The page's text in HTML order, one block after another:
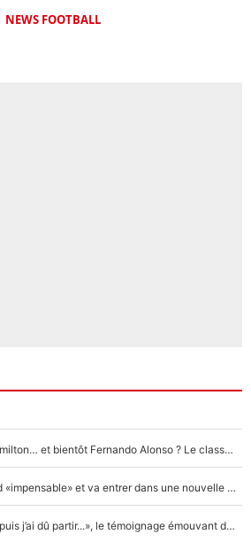
NEWS FOOTBALL
Max Verstappen, Lewis Hamilton… et bientôt Fernando Alonso ? Le classement des pilotes les mieux payés en Formule 1 risque de changer !
F1 - Alpine signe un accord «impensable» et va entrer dans une nouvelle dimension : Grande nouvelle pour Pierre Gasly !
F1 : « Je lui ai fait un câlin, puis j’ai dû partir...», le témoignage émouvant de Max Verstappen sur sa fille